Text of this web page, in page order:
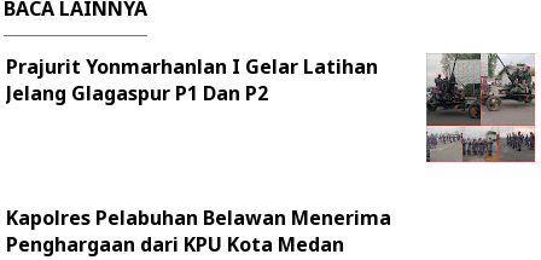
BACA LAINNYA
Prajurit Yonmarhanlan I Gelar Latihan
Jelang Glagaspur P1 Dan P2
Kapolres Pelabuhan Belawan Menerima
Penghargaan dari KPU Kota Medan